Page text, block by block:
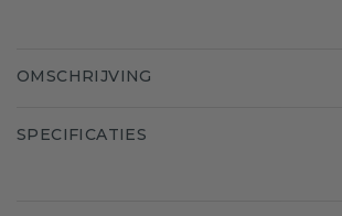
OMSCHRIJVING
SPECIFICATIES